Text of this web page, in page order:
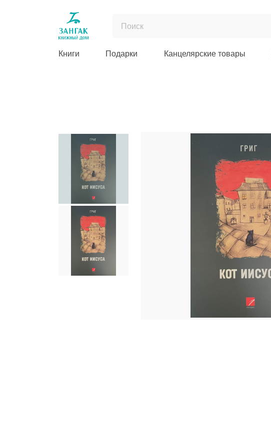
Книги Подарки Канцелярские товары